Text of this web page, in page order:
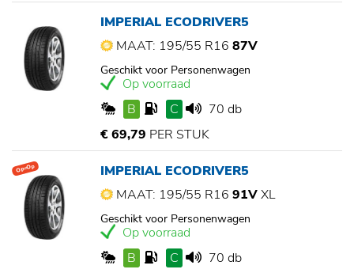
IMPERIAL ECODRIVER5
MAAT: 195/55 R16 87V
Geschikt voor Personenwagen
Op voorraad
B
C
70 db
€ 69,79 PER STUK
Op=Op
IMPERIAL ECODRIVER5
MAAT: 195/55 R16 91VXL
Geschikt voor Personenwagen
Op voorraad
B
C
70 db